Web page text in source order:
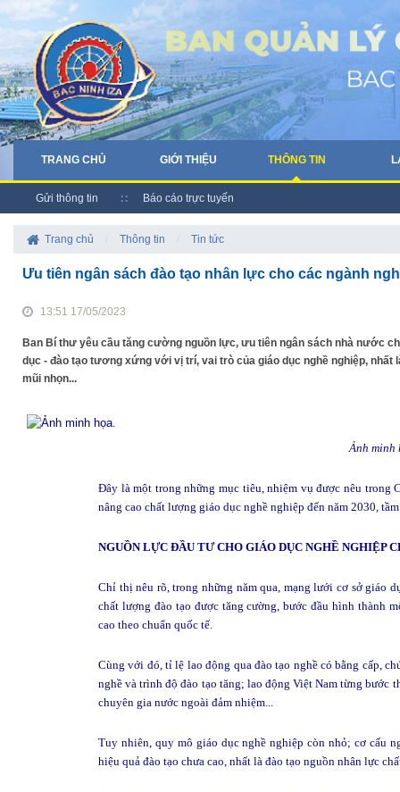
TRANG CHỦ GIỚI THIỆU THÔNG TIN
Gửi thông tin Báo cáo trực tuyến
Trang chủ Thông tin Tin tức
Ưu tiên ngân sách đào tạo nhân lực cho các ngành
13:51 17/05/2023
Ban Bí thư yêu cầu tăng cường nguồn lực, ưu tiên ngân sách nhà nước
dục - đào tạo tương xứng với vị trí, vai trò của giáo dục nghề nghiệp,
mũi nhọn...
Ảnh minh
Đây là một trong những mục tiêu, nhiệm vụ được nêu
nâng cao chất lượng giáo dục nghề nghiệp đến năm 2030,
NGUỒN LỰC ĐẦU TƯ CHO GIÁO DỤC NGHỀ NGHIỆP
Chỉ thị nêu rõ, trong những năm qua, mạng lưới cơ sở giáo
chất lượng đào tạo được tăng cường, bước đầu hình thành
cao theo chuẩn quốc tế.
Cùng với đó, tỉ lệ lao động qua đào tạo nghề có bằng cấp,
nghề và trình độ đào tạo tăng; lao động Việt Nam từng bước
chuyên gia nước ngoài đảm nhiệm...
Tuy nhiên, quy mô giáo dục nghề nghiệp còn nhỏ; cơ cấu
hiệu quả đào tạo chưa cao, nhất là đào tạo nguồn nhân lực